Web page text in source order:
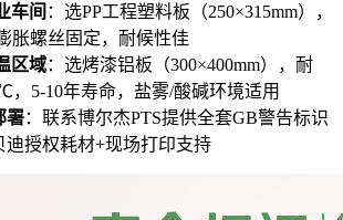
车间 ：选PP工程塑料板（250×315mm），
胀螺丝固定，耐候性佳
区域：选烤漆铝板（300×400mm），耐
5-10年寿命，盐雾/酸碱环境适用
署：联系博尔杰PTS提供全套GB警告标识
迪授权耗材+现场打印支持